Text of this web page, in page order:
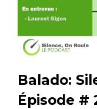
Balado:
Épisode #